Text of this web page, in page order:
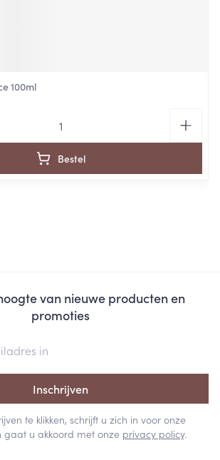
100ml
Bestel
van nieuwe producten en
promoties
Inschrijven
te klikken, schrijft u zich in voor onze
gaat u akkoord met onze privacy policy.